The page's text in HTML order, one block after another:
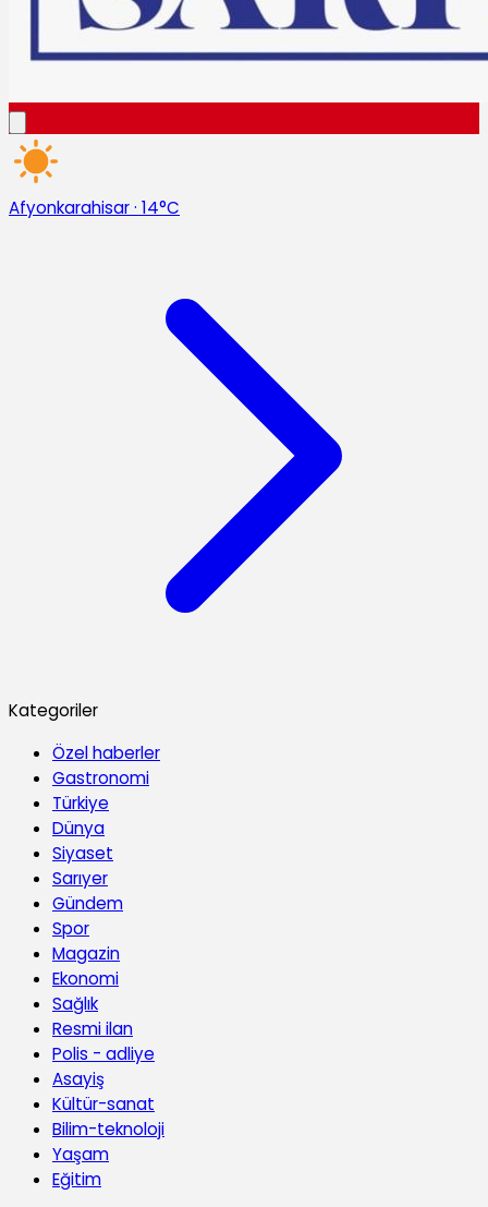
Afyonkarahisar· 14°C
Kategoriler
Özel haberler
Gastronomi
Türkiye
Dünya
Siyaset
Sarıyer
Gündem
Spor
Magazin
Ekonomi
Sağlık
Resmi ilan
Polis - adliye
Asayiş
Kültür-sanat
Bilim-teknoloji
Yaşam
Eğitim